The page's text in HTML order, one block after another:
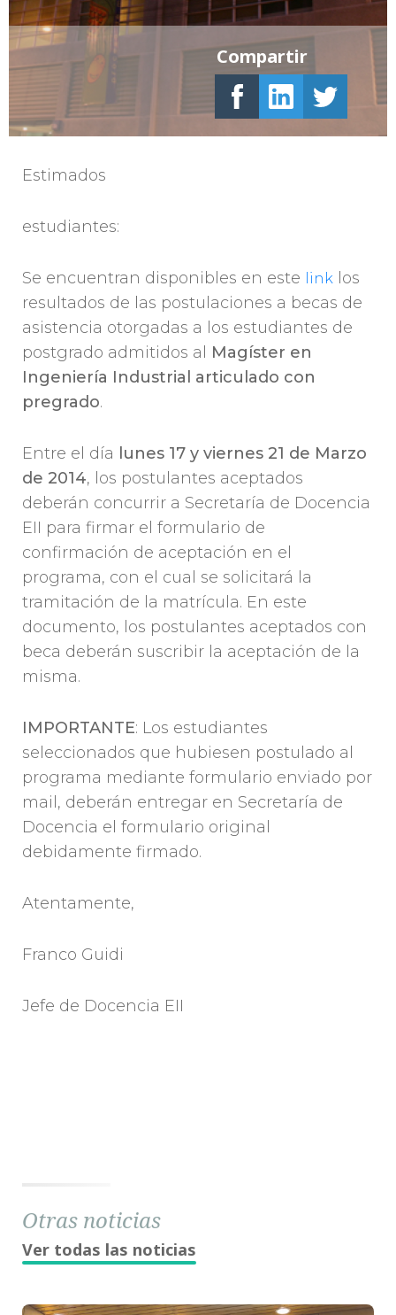
Estimados
estudiantes:
Se encuentran disponibles en este link los
resultados de las postulaciones a becas de
asistencia otorgadas a los estudiantes de
postgrado admitidos al Magíster en
Ingeniería Industrial articulado con
pregrado.
Entre el día
lunes 17 y viernes 21 de Marzo
de 2014, los postulantes aceptados
deberán concurrir a Secretaría de Docencia
EII para firmar el formulario de
confirmación de aceptación en el
programa, con el cual se solicitará la
tramitación de la matrícula. En este
documento, los postulantes aceptados con
beca deberán suscribir la aceptación de la
misma.
IMPORTANTE: Los estudiantes
seleccionados que hubiesen postulado al
programa mediante formulario enviado por
mail, deberán entregar en Secretaría de
Docencia el formulario original
debidamente firmado.
Atentamente,
Franco Guidi
Jefe de Docencia EII
Compartir
Otras noticias
Ver todas las noticias